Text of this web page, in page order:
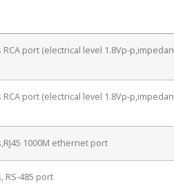
RCA port (electrical level 1.8Vp-
RCA port (electrical level 1.8Vp-
1000M ethernet port
RS-485 port